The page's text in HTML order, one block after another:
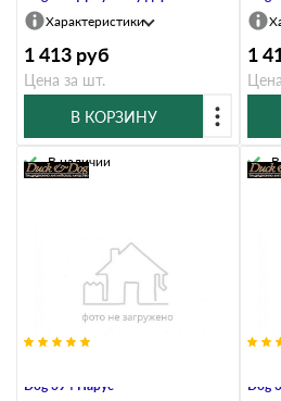
Характеристики
1 413 руб
Цена за шт.
В КОРЗИНУ
1
Dog 394 Парус
В наличии
Dog
В